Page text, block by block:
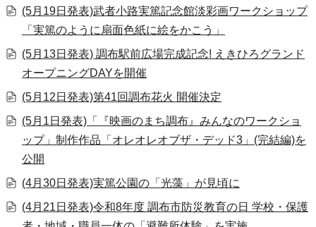
(5月19日発表)武者小路実篤記念館淡彩画ワークショップ
「実篤のように扇面色紙に絵をかこう」
(5月13日発表) 調布駅前広場完成記念! えきひろグランド
オープニングDAYを開催
(5月12日発表)第41回調布花火 開催決定
(5月1日発表)「『映画のまち調布』みんなのワークショ
ップ」制作作品「オレオレオブザ・デッド3」(完結編)を
公開
(4月30日発表)実篤公園の「光藻」が見頃に
(4月21日発表)令和8年度 調布市防災教育の日 学校・保護